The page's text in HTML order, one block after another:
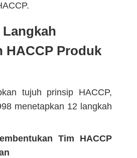
Langkah
HACCP Produk
tujuh prinsip HACCP,
menetapkan 12 langkah
Tim HACCP